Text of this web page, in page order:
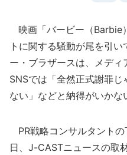
映画「バービー（Barbie
トに関する騒動が尾を引
ー・ブラザースは、メディ
SNSでは「全然正式謝罪じ
ない」などと納得がいかな
PR戦略コンサルタント
日、J-CASTニュースの取